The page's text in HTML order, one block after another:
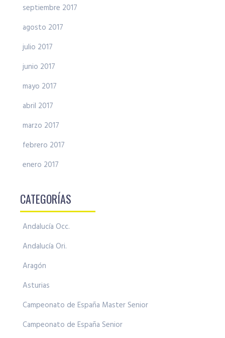
septiembre 2017
agosto 2017
julio 2017
junio 2017
mayo 2017
abril 2017
marzo 2017
febrero 2017
enero 2017
CATEGORÍAS
Andalucía Occ.
Andalucía Ori.
Aragón
Asturias
Campeonato de España Master Senior
Campeonato de España Senior